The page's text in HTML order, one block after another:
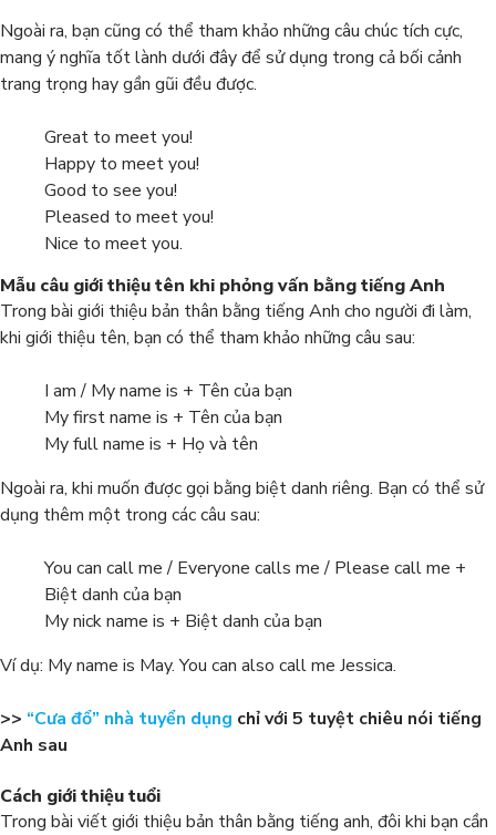
Ngoài ra, bạn cũng có thể tham khảo những câu chúc tích cực,
mang ý nghĩa tốt lành dưới đây để sử dụng trong cả bối cảnh
trang trọng hay gần gũi đều được.
Great to meet you!
Happy to meet you!
Good to see you!
Pleased to meet you!
Nice to meet you.
Mẫu câu giới thiệu tên khi phỏng vấn bằng tiếng Anh
Trong bài giới thiệu bản thân bằng tiếng Anh cho người đi làm,
khi giới thiệu tên, bạn có thể tham khảo những câu sau:
I am / My name is + Tên của bạn
My first name is + Tên của bạn
My full name is + Họ và tên
Ngoài ra, khi muốn được gọi bằng biệt danh riêng. Bạn có thể sử
dụng thêm một trong các câu sau:
You can call me / Everyone calls me / Please call me +
Biệt danh của bạn
My nick name is + Biệt danh của bạn
Ví dụ: My name is May. You can also call me Jessica.
>> “Cưa đổ” nhà tuyển dụng chỉ với 5 tuyệt chiêu nói tiếng
Anh sau
Cách giới thiệu tuổi
Trong bài viết giới thiệu bản thân bằng tiếng anh, đôi khi bạn cần